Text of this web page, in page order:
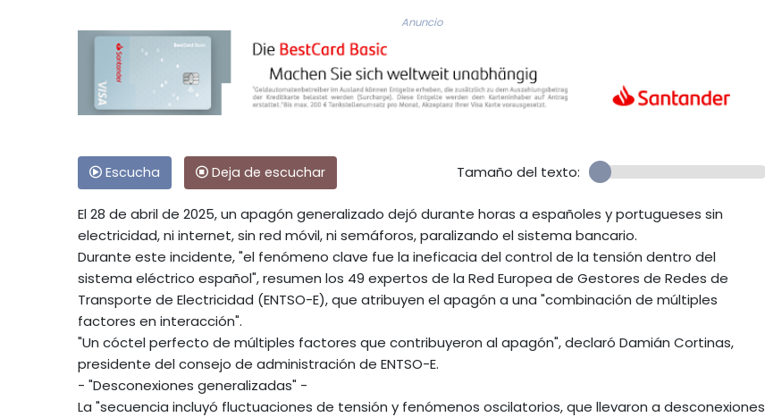
Anuncio
Escucha Deja de escuchar Tamaño del texto:
El 28 de abril de 2025, un apagón generalizado dejó durante horas a españoles y portugueses sin
electricidad, ni internet, sin red móvil, ni semáforos, paralizando el sistema bancario.
Durante este incidente, "el fenómeno clave fue la ineficacia del control de la tensión dentro del
sistema eléctrico español", resumen los 49 expertos de la Red Europea de Gestores de Redes de
Transporte de Electricidad (ENTSO-E), que atribuyen el apagón a una "combinación de múltiples
factores en interacción".
"Un cóctel perfecto de múltiples factores que contribuyeron al apagón", declaró Damián Cortinas,
presidente del consejo de administración de ENTSO-E.
- "Desconexiones generalizadas" -
La "secuencia incluyó fluctuaciones de tensión y fenómenos oscilatorios, que llevaron a desconexiones